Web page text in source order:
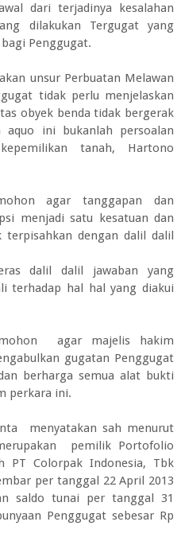
dari terjadinya kesalahan
dilakukan Tergugat yang
Penggugat.
unsur Perbuatan Melawan
tidak perlu menjelaskan
obyek benda tidak bergerak
aquo ini bukanlah persoalan
tanah, Hartono
agar tanggapan dan
menjadi satu kesatuan dan
terpisahkan dengan dalil dalil
dalil dalil jawaban yang
terhadap hal hal yang diakui
agar majelis hakim
gugatan Penggugat
berharga semua alat bukti
perkara ini.
menyatakan sah menurut
pemilik Portofolio
PT Colorpak Indonesia, Tbk
per tanggal 22 April 2013
saldo tunai per tanggal 31
Penggugat sebesar Rp